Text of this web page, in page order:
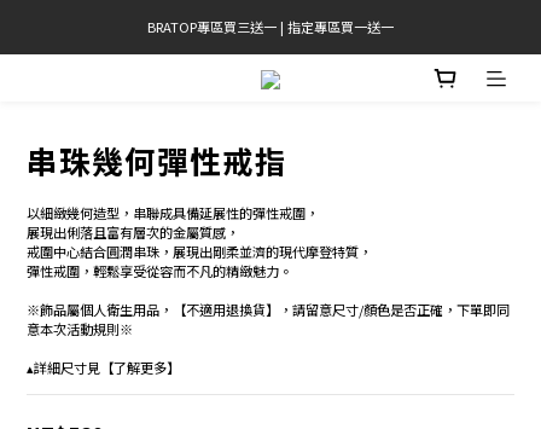
官網限定! 滿千免運(僅限台灣本島)
BRATOP專區買三送一 | 指定專區買一送一
官網限定! 滿千免運(僅限台灣本島)
串珠幾何彈性戒指
以細緻幾何造型，串聯成具備延展性的彈性戒圍，
展現出俐落且富有層次的金屬質感，
戒圍中心結合圓潤串珠，展現出剛柔並濟的現代摩登特質，
彈性戒圍，輕鬆享受從容而不凡的精緻魅力。
※飾品屬個人衛生用品，【不適用退換貨】，請留意尺寸/顏色是否正確，下單即同
意本次活動規則※
▴詳細尺寸見【了解更多】